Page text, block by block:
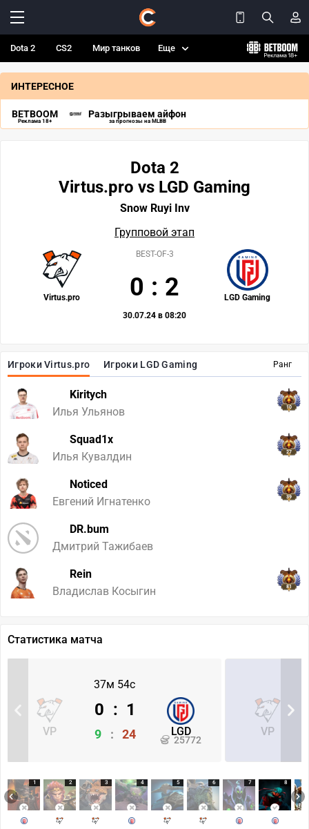
Dota 2 CS2 Мир танков Еще
ИНТЕРЕСНОЕ
BETBOOM
Реклама 18+
Разыгрываем айфон
за прогнозы на MLBB
Ранг
Игроки Virtus.pro Игроки LGD Gaming
Kiritych
Илья Ульянов
10
Squad1x
Илья Кувалдин
27
Noticed
Евгений Игнатенко
39
DR.bum
Дмитрий Тажибаев
Rein
Владислав Косыгин
81
Dota 2
Virtus.pro vs LGD Gaming
Snow Ruyi Inv
Групповой этап
Virtus.pro LGD Gaming
BEST-OF-3
0 : 2
30.07.24 в 08:20
Статистика матча
37м 54с
VP LGD
25772
0 : 1
9 : 24 VP
1 2 3 4 5 6 7 8